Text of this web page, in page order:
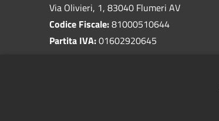
Via Olivieri, 1, 83040 Flumeri AV
Codice Fiscale:81000510644
Partita IVA:01602920645